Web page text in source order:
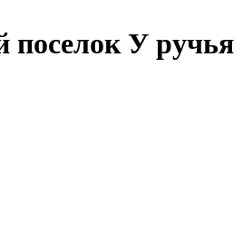
поселок У ручья